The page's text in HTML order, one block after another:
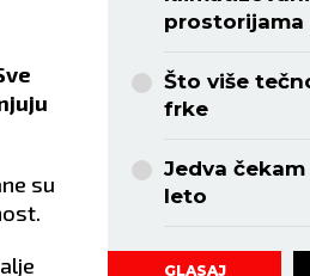
su
prostorijama
Što više
frke
Jedva
leto
GLASAJ